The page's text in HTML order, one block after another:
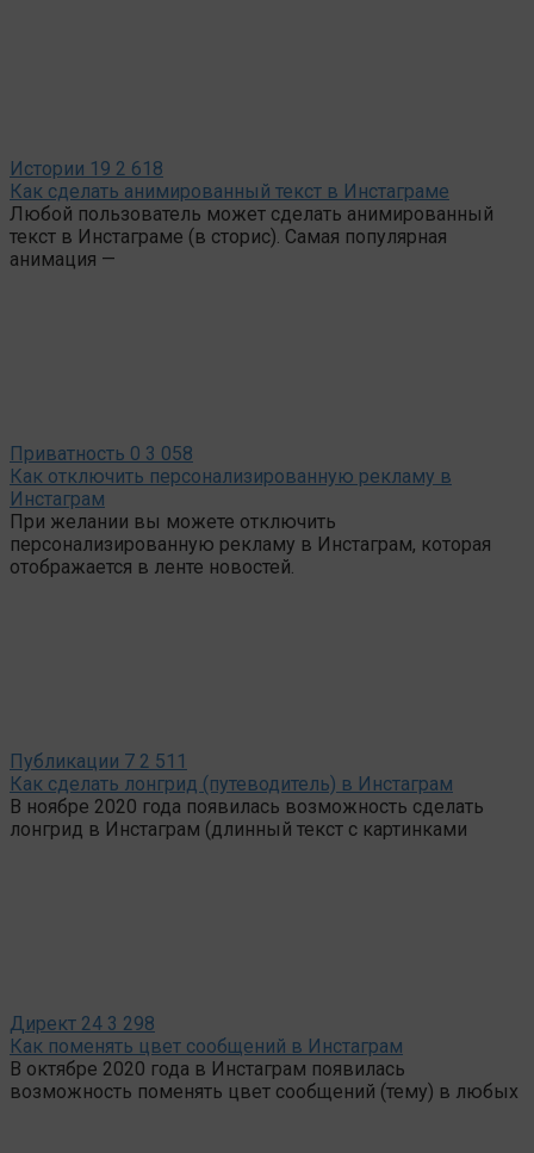
Истории 19 2 618
Как сделать анимированный текст в Инстаграме
Любой пользователь может сделать анимированный
текст в Инстаграме (в сторис). Самая популярная
анимация —
Приватность 0 3 058
Как отключить персонализированную рекламу в
Инстаграм
При желании вы можете отключить
персонализированную рекламу в Инстаграм, которая
отображается в ленте новостей.
Публикации 7 2 511
Как сделать лонгрид (путеводитель) в Инстаграм
В ноябре 2020 года появилась возможность сделать
лонгрид в Инстаграм (длинный текст с картинками
Директ 24 3 298
Как поменять цвет сообщений в Инстаграм
В октябре 2020 года в Инстаграм появилась
возможность поменять цвет сообщений (тему) в любых